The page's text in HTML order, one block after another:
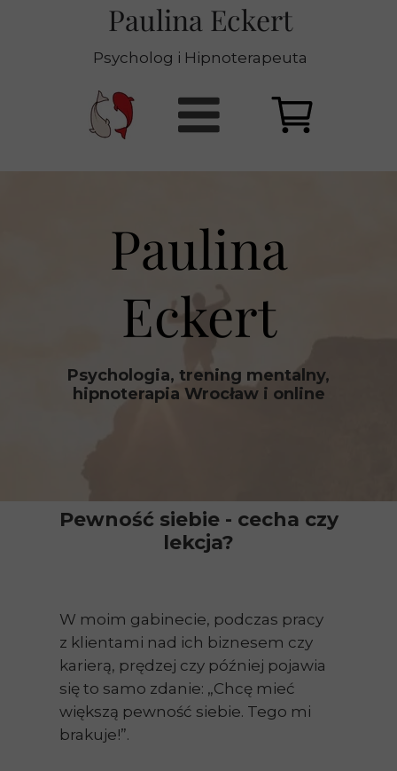
W moim gabinecie, podczas pracy
z klientami nad ich biznesem czy
karierą, prędzej czy później pojawia
się to samo zdanie: „Chcę mieć
większą pewność siebie. Tego mi
brakuje!”.
Pewność siebie - cecha czy
lekcja?
Paulina Eckert
Psycholog i Hipnoterapeuta
Paulina
Eckert
Psychologia, trening mentalny,
hipnoterapia Wrocław i online